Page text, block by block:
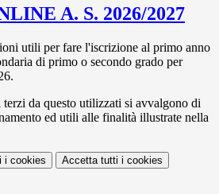
A. S. 2026/2027
utili per fare l'iscrizione al primo anno
di primo o secondo grado per
da questo utilizzati si avvalgono di
ed utili alle finalità illustrate nella
i cookies Accetta tutti i cookies